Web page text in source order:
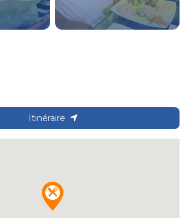
Itinéraire